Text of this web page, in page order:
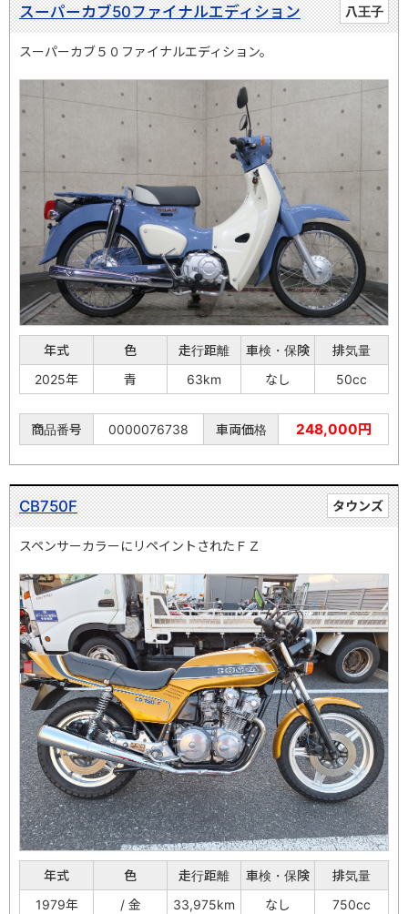
八王子
スーパーカブ50ファイナルエディション
スーパーカブ５０ファイナルエディション。
年式 色 走行距離 車検・保険
排気量
2025年
青 63km なし 50cc
商品番号 0000076738 車両価格 248,000円
タウンズ
CB750F
スペンサーカラーにリペイントされたＦＺ
年式 色 走行距離 車検・保険
排気量
1979年
/ 金 33,975km なし 750cc